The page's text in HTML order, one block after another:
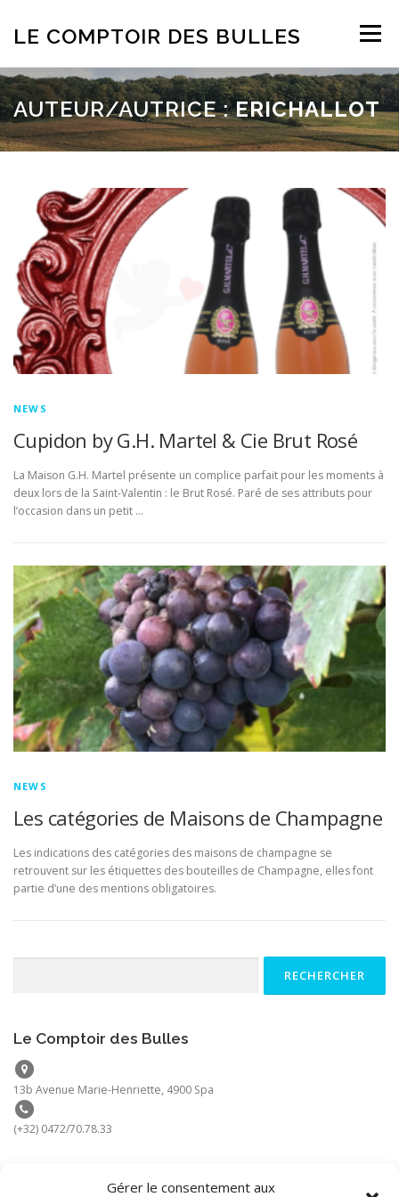
Gérer le consentement aux
contenu
LE COMPTOIR DES BULLES Menu
ACCUEIL NOS PARTENAIRES TARIFS
AUTEUR/AUTRICE :ERICHALLOT
NEWS
Cupidon by G.H. Martel & Cie Brut Rosé
La Maison G.H. Martel présente un complice parfait pour les moments à
deux lors de la Saint-Valentin : le Brut Rosé. Paré de ses attributs pour
l’occasion dans un petit …
NEWS
Les catégories de Maisons de Champagne
Les indications des catégories des maisons de champagne se
retrouvent sur les étiquettes des bouteilles de Champagne, elles font
partie d’une des mentions obligatoires.
Le Comptoir des Bulles
13b Avenue Marie-Henriette, 4900 Spa
(+32) 0472/70.78.33